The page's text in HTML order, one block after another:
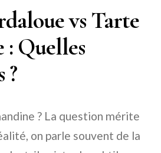
vs Tarte
Quelles
?
? La question mérite
on parle souvent de la